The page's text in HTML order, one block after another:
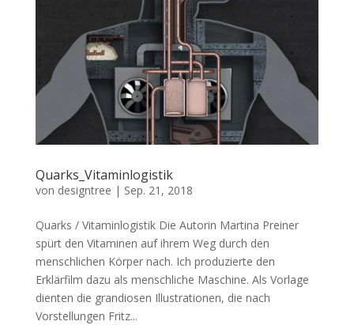
Quarks_Vitaminlogistik
von designtree | Sep. 21, 2018
Quarks / Vitaminlogistik Die Autorin Martina Preiner
spürt den Vitaminen auf ihrem Weg durch den
menschlichen Körper nach. Ich produzierte den
Erklärfilm dazu als menschliche Maschine. Als Vorlage
dienten die grandiosen Illustrationen, die nach
Vorstellungen Fritz...